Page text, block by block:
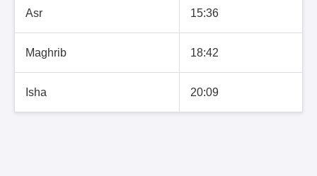
Asr 15:36
Maghrib 18:42
Isha 20:09